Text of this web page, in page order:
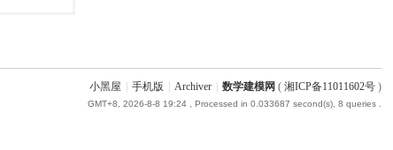
小黑屋 手机版 Archiver 数学建模网 ( 湘ICP备11011602号)
GMT+8, 2026-8-8 19:24, Processed in 0.033687 second(s), 8 queries .